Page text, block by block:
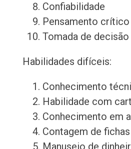
Confiabilidade
Pensamento crítico
Tomada de decisão
Habilidades difíceis:
Conhecimento
Habilidade com
Conhecimento em
Contagem de fichas
Manuseio de